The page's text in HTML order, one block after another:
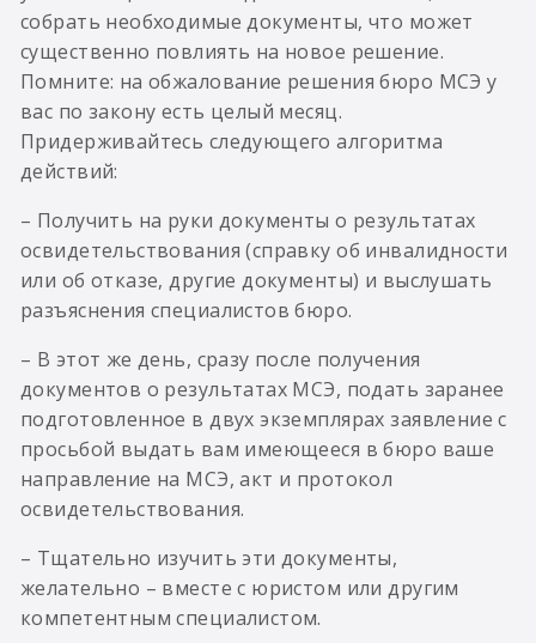
собрать необходимые документы, что может
существенно повлиять на новое решение.
Помните: на обжалование решения бюро МСЭ у
вас по закону есть целый месяц.
Придерживайтесь следующего алгоритма
действий:
– Получить на руки документы о результатах
освидетельствования (справку об инвалидности
или об отказе, другие документы) и выслушать
разъяснения специалистов бюро.
– В этот же день, сразу после получения
документов о результатах МСЭ, подать заранее
подготовленное в двух экземплярах заявление с
просьбой выдать вам имеющееся в бюро ваше
направление на МСЭ, акт и протокол
освидетельствования.
– Тщательно изучить эти документы,
желательно – вместе с юристом или другим
компетентным специалистом.